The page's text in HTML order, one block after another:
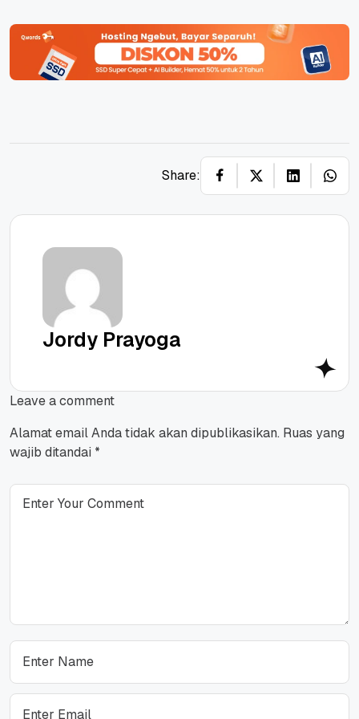
Share:
Jordy Prayoga
Leave a comment
Alamat email Anda tidak akan dipublikasikan. Ruas yang
wajib ditandai *